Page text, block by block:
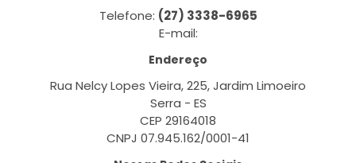
Telefone: (27) 3338-6965
E-mail:
Endereço
Rua Nelcy Lopes Vieira, 225, Jardim Limoeiro
Serra - ES
CEP 29164018
CNPJ 07.945.162/0001-41